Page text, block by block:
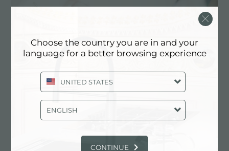
Dessin personnalisé
distinctifs de la production de Foster
Choose the country you are in and your
language for a better browsing experience
UNITED STATES
ENGLISH
CONTINUE